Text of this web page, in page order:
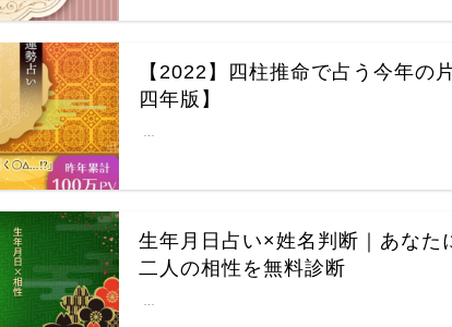
【2022】四柱推命で占う今年の
四年版】
生年月日占い×姓名判断｜あなた
二人の相性を無料診断